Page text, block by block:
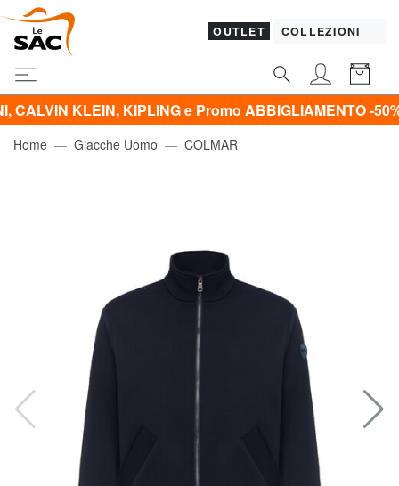
OUTLET COLLEZIONI
KIPLING e Promo ABBIGLIAMENTO -50% | -60% | -
Home Giacche Uomo COLMAR